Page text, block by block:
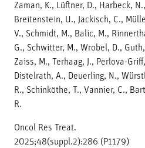
Zaman, K., Lüftner, D., Harbeck, N.,
Breitenstein, U., Jackisch, C.,
V., Schmidt, M., Balic, M.,
G., Schwitter, M., Wrobel, D.,
Zaiss, M., Terhaag, J., Perlova-
Distelrath, A., Deuerling, N.,
R., Schinköthe, T., Vannier, C.,
R.
Oncol Res Treat.
2025;48(suppl.2):286 (P1179)